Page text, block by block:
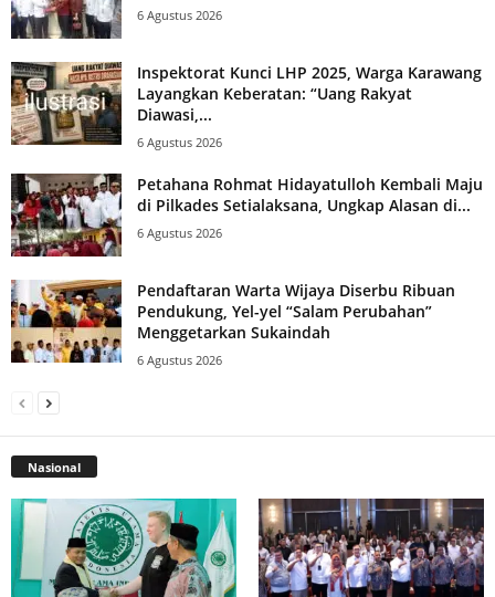
6 Agustus 2026
Inspektorat Kunci LHP 2025, Warga Karawang
Layangkan Keberatan: “Uang Rakyat
Diawasi,...
6 Agustus 2026
Petahana Rohmat Hidayatulloh Kembali Maju
di Pilkades Setialaksana, Ungkap Alasan di...
6 Agustus 2026
Pendaftaran Warta Wijaya Diserbu Ribuan
Pendukung, Yel-yel “Salam Perubahan”
Menggetarkan Sukaindah
6 Agustus 2026
Nasional